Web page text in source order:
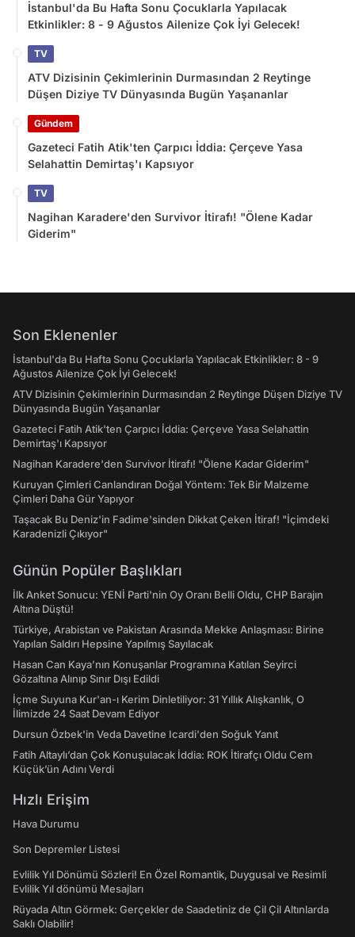
İstanbul'da Bu Hafta Sonu Çocuklarla Yapılacak
Etkinlikler: 8 - 9 Ağustos Ailenize Çok İyi Gelecek!
TV
ATV Dizisinin Çekimlerinin Durmasından 2 Reytinge
Düşen Diziye TV Dünyasında Bugün Yaşananlar
Gündem
Gazeteci Fatih Atik'ten Çarpıcı İddia: Çerçeve Yasa
Selahattin Demirtaş'ı Kapsıyor
TV
Nagihan Karadere'den Survivor İtirafı! "Ölene Kadar
Giderim"
Son Eklenenler
İstanbul'da Bu Hafta Sonu Çocuklarla Yapılacak Etkinlikler: 8 - 9
Ağustos Ailenize Çok İyi Gelecek!
ATV Dizisinin Çekimlerinin Durmasından 2 Reytinge Düşen Diziye TV
Dünyasında Bugün Yaşananlar
Gazeteci Fatih Atik'ten Çarpıcı İddia: Çerçeve Yasa Selahattin
Demirtaş'ı Kapsıyor
Nagihan Karadere'den Survivor İtirafı! "Ölene Kadar Giderim"
Kuruyan Çimleri Canlandıran Doğal Yöntem: Tek Bir Malzeme
Çimleri Daha Gür Yapıyor
Taşacak Bu Deniz'in Fadime'sinden Dikkat Çeken İtiraf! "İçimdeki
Karadenizli Çıkıyor"
Günün Popüler Başlıkları
İlk Anket Sonucu: YENİ Parti'nin Oy Oranı Belli Oldu, CHP Barajın
Altına Düştü!
Türkiye, Arabistan ve Pakistan Arasında Mekke Anlaşması: Birine
Yapılan Saldırı Hepsine Yapılmış Sayılacak
Hasan Can Kaya’nın Konuşanlar Programına Katılan Seyirci
Gözaltına Alınıp Sınır Dışı Edildi
İçme Suyuna Kur'an-ı Kerim Dinletiliyor: 31 Yıllık Alışkanlık, O
İlimizde 24 Saat Devam Ediyor
Dursun Özbek'in Veda Davetine Icardi'den Soğuk Yanıt
Fatih Altaylı’dan Çok Konuşulacak İddia: ROK İtirafçı Oldu Cem
Küçük’ün Adını Verdi
Hızlı Erişim
Hava Durumu
Son Depremler Listesi
Evlilik Yıl Dönümü Sözleri! En Özel Romantik, Duygusal ve Resimli
Evlilik Yıl dönümü Mesajları
Rüyada Altın Görmek: Gerçekler de Saadetiniz de Çil Çil Altınlarda
Saklı Olabilir!